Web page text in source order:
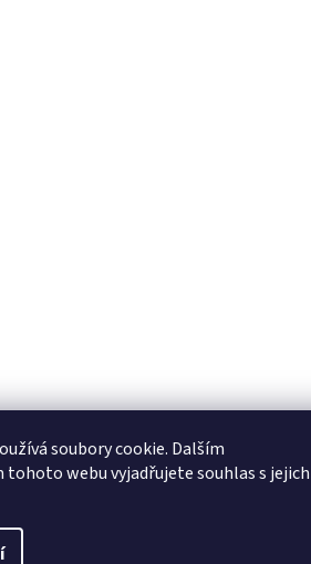
soubory cookie. Dalším
tohoto webu vyjadřujete souhlas s jejich